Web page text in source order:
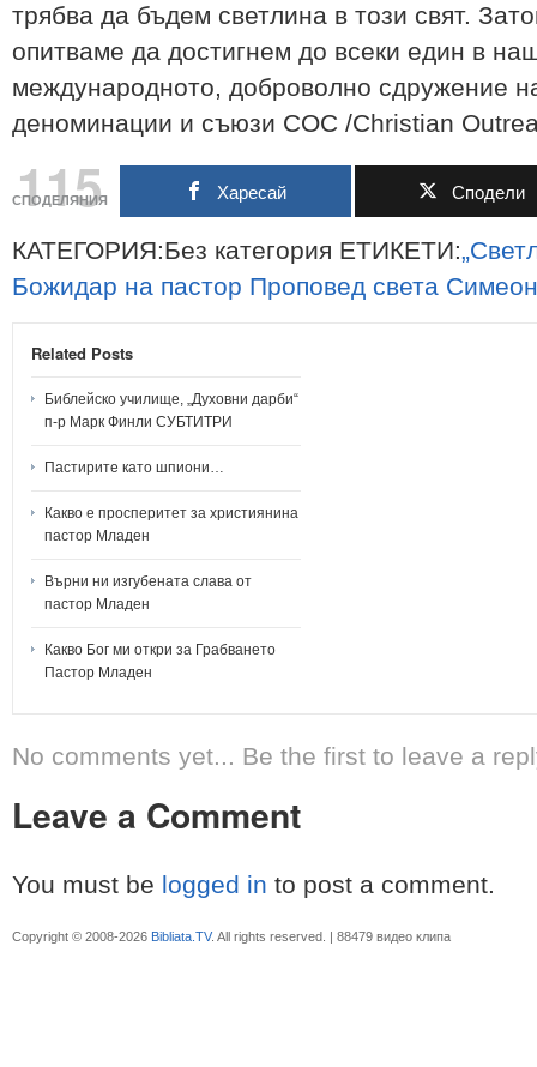
трябва да бъдем светлина в този свят.
опитваме да достигнем до всеки един в
международното, доброволно сдружение
деноминации и съюзи СОС /Christian
115
СПОДЕЛЯНИЯ Харесай Сподели
КАТЕГОРИЯ:Без категория ЕТИКЕТИ:
Божидар на пастор Проповед света
Related Posts
Библейско училище, „Духовни дарби“
п-р Марк Финли СУБТИТРИ
Пастирите като шпиони…
Какво е просперитет за християнина
пастор Младен
Върни ни изгубената слава от
пастор Младен
Какво Бог ми откри за Грабването
Пастор Младен
No comments yet... Be the first to leave a
Leave a Comment
You must be logged in to post a comment.
Copyright © 2008-2026 Bibliata.TV. All rights reserved. | 88479 видео клипа